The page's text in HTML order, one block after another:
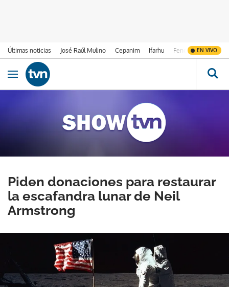
Últimas noticias José Raúl Mulino Cepanim Ifarhu Fenómeno de El
EN VIVO
Ir al contenido
Obrir navegació
Piden donaciones para restaurar
la escafandra lunar de Neil
Armstrong